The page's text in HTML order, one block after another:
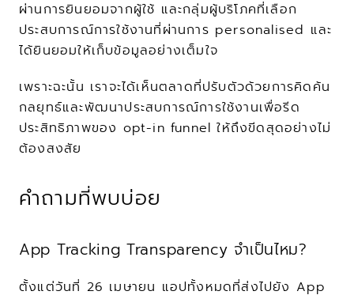
ผ่านการยินยอมจากผู้ใช้ และกลุ่มผู้บริโภคที่เลือก
ประสบการณ์การใช้งานที่ผ่านการ personalised และ
ได้ยินยอมให้เก็บข้อมูลอย่างเต็มใจ
เพราะฉะนั้น เราจะได้เห็นตลาดที่ปรับตัวด้วยการคิดค้น
กลยุทธ์และพัฒนาประสบการณ์การใช้งานเพื่อรีด
ประสิทธิภาพของ opt-in funnel ให้ถึงขีดสุดอย่างไม่
ต้องสงสัย
คำถามที่พบบ่อย
App Tracking Transparency จำเป็นไหม?
ตั้งแต่วันที่ 26 เมษายน แอปทั้งหมดที่ส่งไปยัง App